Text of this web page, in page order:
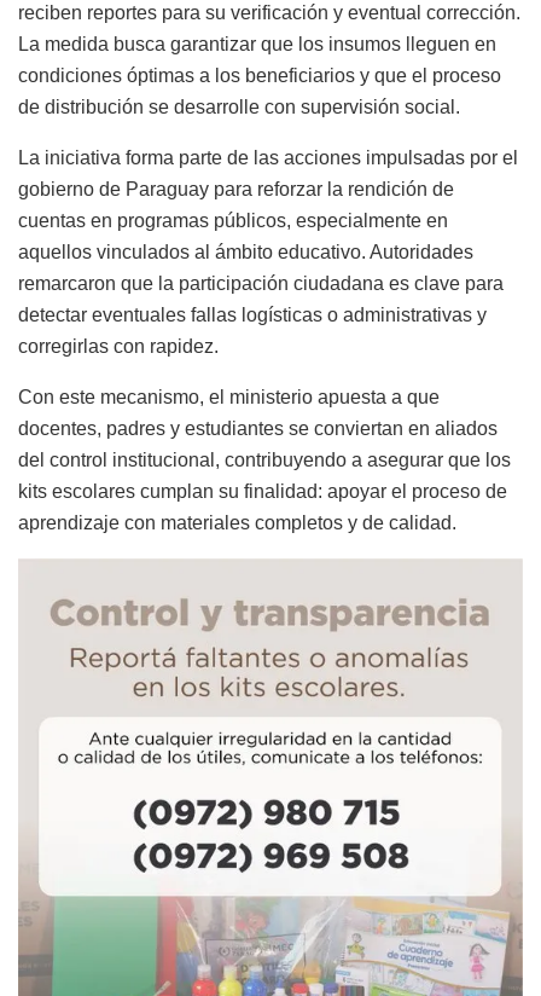
reciben reportes para su verificación y eventual corrección.
La medida busca garantizar que los insumos lleguen en
condiciones óptimas a los beneficiarios y que el proceso
de distribución se desarrolle con supervisión social.
La iniciativa forma parte de las acciones impulsadas por el
gobierno de Paraguay para reforzar la rendición de
cuentas en programas públicos, especialmente en
aquellos vinculados al ámbito educativo. Autoridades
remarcaron que la participación ciudadana es clave para
detectar eventuales fallas logísticas o administrativas y
corregirlas con rapidez.
Con este mecanismo, el ministerio apuesta a que
docentes, padres y estudiantes se conviertan en aliados
del control institucional, contribuyendo a asegurar que los
kits escolares cumplan su finalidad: apoyar el proceso de
aprendizaje con materiales completos y de calidad.